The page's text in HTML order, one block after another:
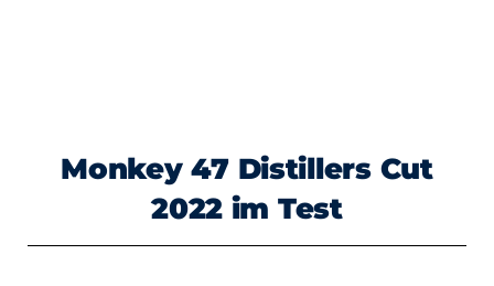
Monkey 47 Distillers Cut
2022 im Test